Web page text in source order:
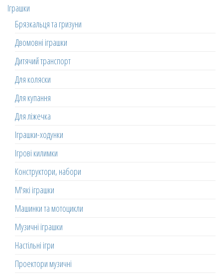
Іграшки
Брязкальця та гризуни
Двомовні іграшки
Дитячий транспорт
Для коляски
Для купання
Для ліжечка
Іграшки-ходунки
Ігрові килимки
Конструктори, набори
М'які іграшки
Машинки та мотоцикли
Музичні іграшки
Настільні ігри
Проектори музичні